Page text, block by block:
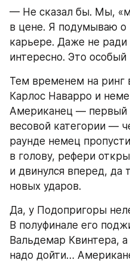
— Не сказал бы. Мы,
в цене. Я подумываю о
карьере. Даже не ради
интересно. Это особый
Тем временем на
Карлос Наварро и
Американец — первый
весовой категории —
раунде немец
в голову, рефери
и двинулся вперед, да
новых ударов.
Да, у Подопригоры
В полуфинале его
Вальдемар Квинтера, а
надо дойти…